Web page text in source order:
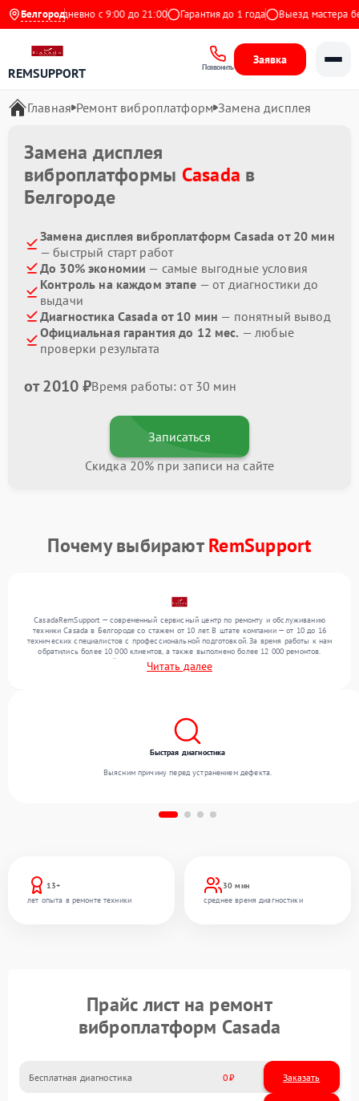
Белгород
Ежедневно с 9:00 до 21:00 Гарантия до 1 года Выезд мастера
REMSUPPORT Позвонить
Заявка
Главная Ремонт виброплатформ Замена дисплея
Замена дисплея
виброплатформы Casada в
Белгороде
Замена дисплея виброплатформ Casada от 20 мин
— быстрый старт работ
До 30% экономии — самые выгодные условия
Контроль на каждом этапе — от диагностики до
выдачи
Диагностика Casada от 10 мин — понятный вывод
Официальная гарантия до 12 мес. — любые
проверки результата
от 2010 ₽Время работы: от 30 мин
Записаться
Скидка 20% при записи на сайте
Почему выбираютRemSupport
CasadaRemSupport — современный сервисный центр по ремонту и обслуживанию
техники Casada в Белгороде со стажем от 10 лет. В штате компании — от 10 до 16
технических специалистов с профессиональной подготовкой. За время работы к нам
обратились более 10 000 клиентов, а также выполнено более 12 000 ремонтов.
Ежемесячно в сервисный центр поступает свыше 300 единиц техники, включая , , . Мы
выполняем ремонт различного уровня сложности и обеспечиваем надежный
Читать далее
13+
лет опыта в ремонте техники
30 мин
среднее время диагностики
Быстрая диагностика
Выясним причину перед устранением дефекта.
Прайс лист на ремонт
виброплатформ Casada
Бесплатная диагностика 0 Заказать